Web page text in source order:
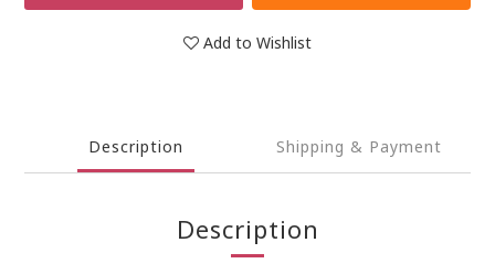
Add to Wishlist
Description Shipping & Payment
Description